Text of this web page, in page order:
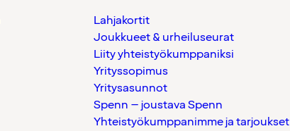
Lahjakortit
Joukkueet & urheiluseurat
Liity yhteistyökumppaniksi
Yrityssopimus
Yritysasunnot
Spenn – joustava Spenn
Yhteistyökumppanimme ja tarjoukset